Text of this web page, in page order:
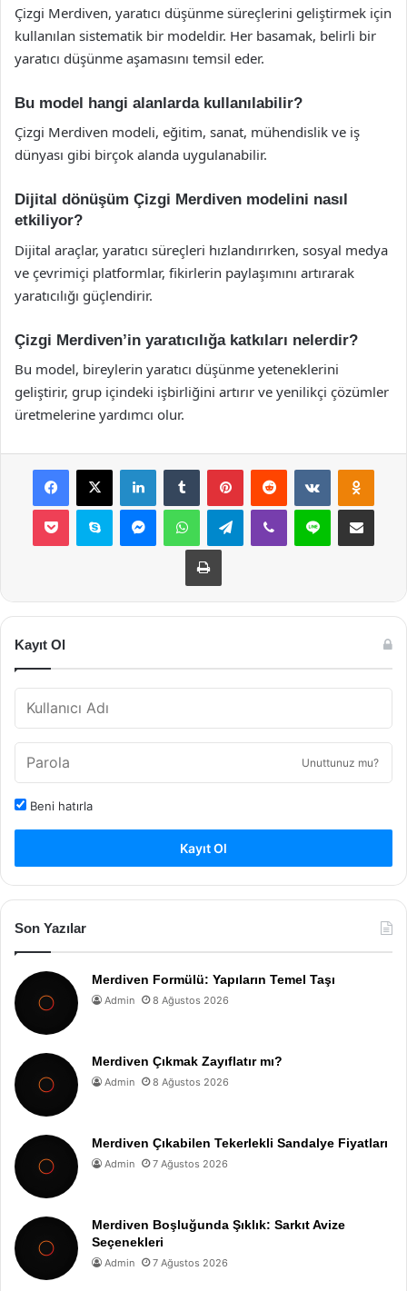
Çizgi Merdiven, yaratıcı düşünme süreçlerini geliştirmek için
kullanılan sistematik bir modeldir. Her basamak, belirli bir
yaratıcı düşünme aşamasını temsil eder.
Bu model hangi alanlarda kullanılabilir?
Çizgi Merdiven modeli, eğitim, sanat, mühendislik ve iş
dünyası gibi birçok alanda uygulanabilir.
Dijital dönüşüm Çizgi Merdiven modelini nasıl
etkiliyor?
Dijital araçlar, yaratıcı süreçleri hızlandırırken, sosyal medya
ve çevrimiçi platformlar, fikirlerin paylaşımını artırarak
yaratıcılığı güçlendirir.
Çizgi Merdiven’in yaratıcılığa katkıları nelerdir?
Bu model, bireylerin yaratıcı düşünme yeteneklerini
geliştirir, grup içindeki işbirliğini artırır ve yenilikçi çözümler
üretmelerine yardımcı olur.
Facebook
X LinkedInTumblr PinterestReddit VKontakte
Pocket Skype MessengerWhatsAppTelegramViber Line E-Posta ile
Yazdır
Kayıt Ol
Unuttunuz mu?
Beni hatırla
Kayıt Ol
Son Yazılar
Merdiven Formülü: Yapıların Temel Taşı
Admin 8 Ağustos 2026
Merdiven Çıkmak Zayıflatır mı?
Admin 8 Ağustos 2026
Merdiven Çıkabilen Tekerlekli Sandalye Fiyatları
Admin 7 Ağustos 2026
Merdiven Boşluğunda Şıklık: Sarkıt Avize
Seçenekleri
Admin 7 Ağustos 2026